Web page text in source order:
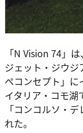
「N Vision 74」
ジェット・ジウ
ペコンセプト」に
イタリア・コモ
「コンコルソ・
れた。